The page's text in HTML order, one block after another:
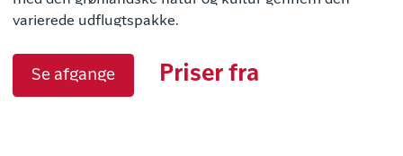
varierede udflugtspakke.
Se afgange Priser fra